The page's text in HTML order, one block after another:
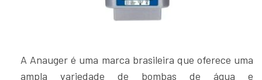
A Anauger é uma marca brasileira que oferece uma
ampla variedade de bombas de água e